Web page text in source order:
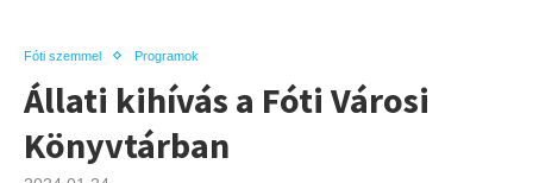
Fóti szemmel Programok
Állati kihívás a Fóti Városi
Könyvtárban